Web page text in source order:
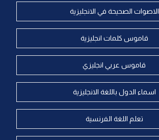
الاصوات الصحيحة في الانجليزية
قاموس كلمات انجليزية
قاموس عربي انجليزي
اسماء الدول باللغة الانجليزية
تعلم اللغة الفرنسية